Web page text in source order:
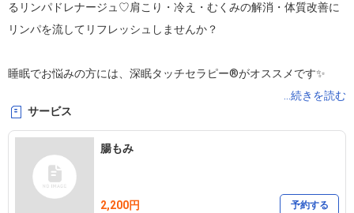
るリンパドレナージュ♡肩こり・冷え・むくみの解消・体質改善に
リンパを流してリフレッシュしませんか？
睡眠でお悩みの方には、深眠タッチセラピー®︎がオススメです✨
とってもソフトタッチで、いつの間にかウトウト、スヤスヤ、、、
リンパとのセットでリラクゼーション効果は最高です😍❤️
洋服を着たまま、オイルやローションも使用しないので、気軽に受
けていただけます⭐️
お気軽にお問い合わせ下さい♬
...続きを読む
サービス
腸もみ
2,200円 予約する